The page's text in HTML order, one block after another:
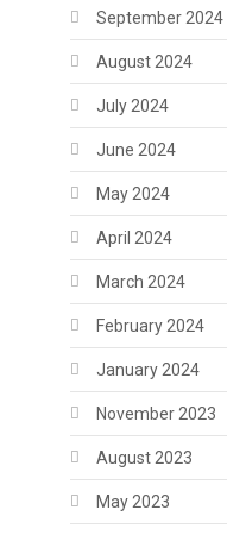
September 2024
August 2024
July 2024
June 2024
May 2024
April 2024
March 2024
February 2024
January 2024
November 2023
August 2023
May 2023